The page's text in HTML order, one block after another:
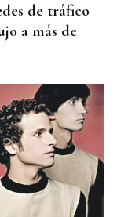
de tráfico
a más de